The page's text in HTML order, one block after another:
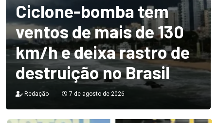
Ciclone-bomba tem
ventos de mais de 130
km/h e deixa rastro de
destruição no Brasil
Redação 7 de agosto de 2026